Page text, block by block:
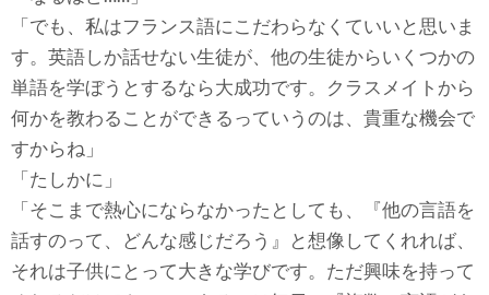
「でも、私はフランス語にこだわらなくていいと思いま
す。英語しか話せない生徒が、他の生徒からいくつかの
単語を学ぼうとするなら大成功です。クラスメイトから
何かを教わることができるっていうのは、貴重な機会で
すからね」
「たしかに」
「そこまで熱心にならなかったとしても、『他の言語を
話すのって、どんな感じだろう』と想像してくれれば、
それは子供にとって大きな学びです。ただ興味を持って